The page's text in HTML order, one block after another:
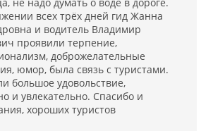
всех трёх дней гид Жанна
и водитель Владимир
проявили терпение,
доброжелательные
юмор, была связь с туристами.
большое удовольствие,
и увлекательно. Спасибо и
хороших туристов